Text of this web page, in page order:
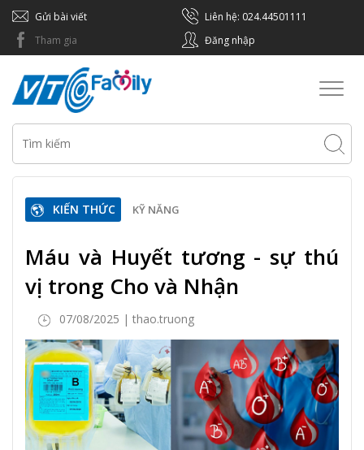
Gửi bài viết
Liên hệ: 024.44501111
Tham gia
Đăng nhập
KIẾN THỨC KỸ NĂNG
Máu và Huyết tương - sự thú
vị trong Cho và Nhận
07/08/2025 | thao.truong